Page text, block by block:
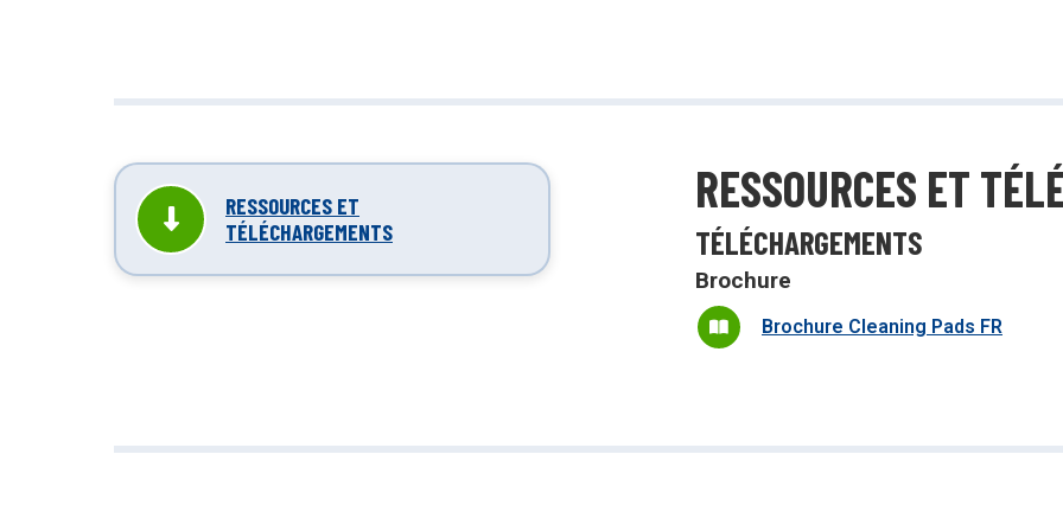
RESSOURCES ET
TÉLÉCHARGEMENTS
RESSOURCES ET
TÉLÉCHARGEMENTS
Brochure
Brochure Cleaning Pads FR